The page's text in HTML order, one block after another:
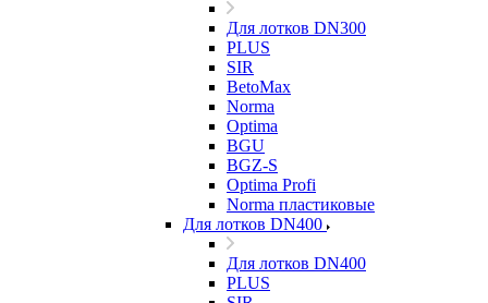
Для лотков DN300
PLUS
SIR
BetoMax
Norma
Optima
BGU
BGZ-S
Optima Profi
Norma пластиковые
Для лотков DN400
Для лотков DN400
PLUS